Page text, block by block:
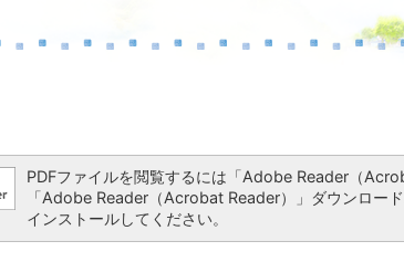
PDFファイルを閲覧するには「Adobe Reader（
「Adobe Reader（Acrobat Reader）」ダウンロー
インストールしてください。